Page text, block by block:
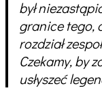
był
granice tego,
rozdział
Czekamy, by
usłyszeć